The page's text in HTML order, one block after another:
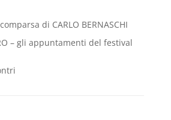
di CARLO BERNASCHI
– gli appuntamenti del festival